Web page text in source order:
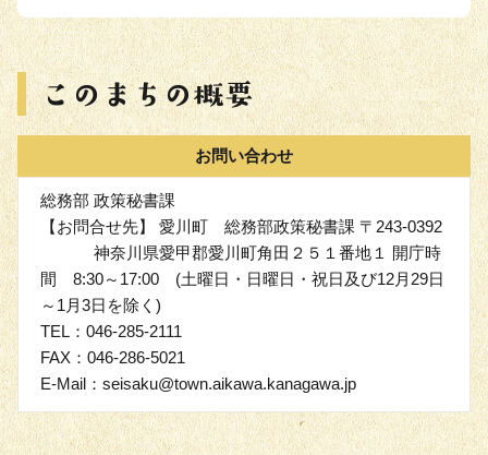
お問い合わせ
総務部 政策秘書課
【お問合せ先】 愛川町 総務部政策秘書課 〒243-0392
神奈川県愛甲郡愛川町角田２５１番地１ 開庁時
間 8:30～17:00 (土曜日・日曜日・祝日及び12月29日
～1月3日を除く)
TEL：046-285-2111
FAX：046-286-5021
E-Mail：seisaku@town.aikawa.kanagawa.jp